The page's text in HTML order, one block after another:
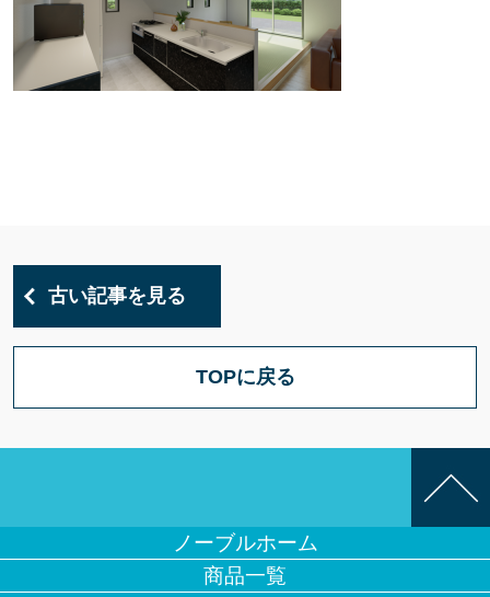
古い記事を見る
TOPに戻る
ノーブルホーム
商品一覧